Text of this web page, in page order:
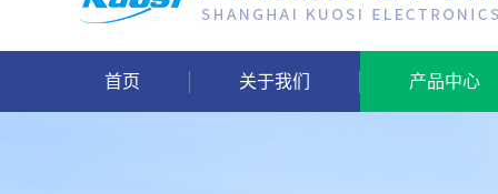
首页 关于我们 产品中心